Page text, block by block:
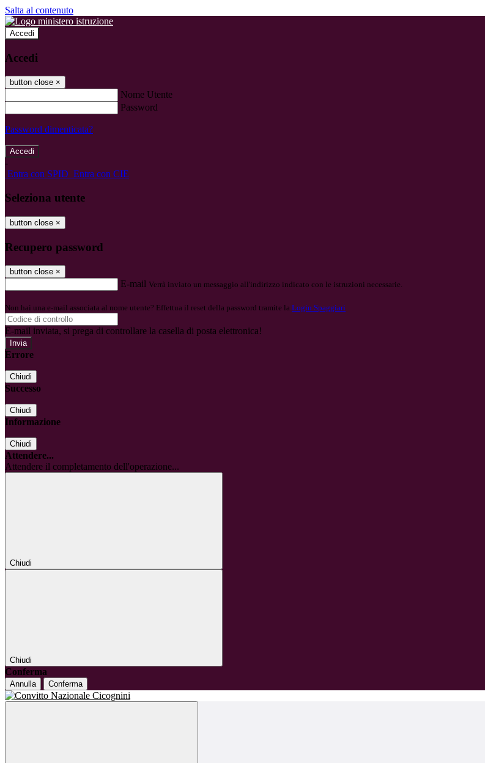
Salta al contenuto
Accedi
Accedi
button close ×
Nome Utente
Password
Password dimenticata?
-
Entra con SPID Entra con CIE
Seleziona utente
button close ×
Recupero password
button close ×
E-mail Verrà inviato un messaggio all'indirizzo indicato con le istruzioni necessarie.
Non hai una e-mail associata al nome utente? Effettua il reset della password tramite la Login Spaggiari
E-mail inviata, si prega di controllare la casella di posta elettronica!
Errore
Chiudi
Successo
Chiudi
Informazione
Chiudi
Attendere...
Attendere il completamento dell'operazione...
Chiudi
Chiudi
Conferma
Annulla Conferma